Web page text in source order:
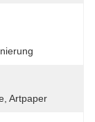
Artpaper